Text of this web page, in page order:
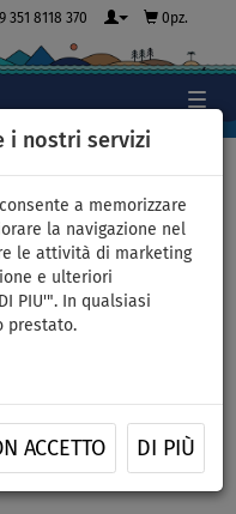
i nostri servizi
a memorizzare
la navigazione nel
le attività di marketing
e ulteriori
PIU'". In qualsiasi
prestato.
ACCETTO DI PIÙ
351 8118 370 0pz.
A-
in
motore
1,2 kW